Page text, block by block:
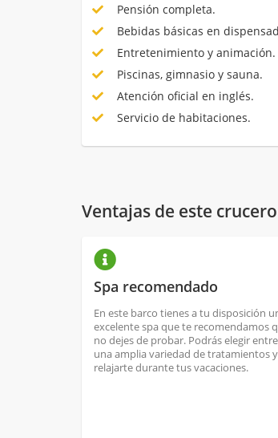
Pensión completa.
Bebidas básicas en
Entretenimiento y animación.
Piscinas, gimnasio y sauna.
Atención oficial en inglés.
Servicio de habitaciones.
Ventajas de este crucero
Spa recomendado
En este barco tienes a tu disposición
excelente spa que te recomendamos
no dejes de probar. Podrás elegir entre
una amplia variedad de tratamientos y
relajarte durante tus vacaciones.